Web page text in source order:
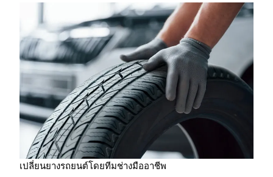
เปลี่ยนยางรถยนต์โดยทีมช่างมืออาชีพ